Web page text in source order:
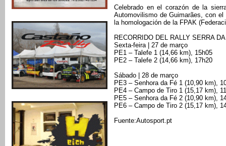
Celebrado en el corazón de la
Automovilismo de Guimarães, con
la homologación de la FPAK
RECORRIDO DEL RALLY SERRA
Sexta-feira | 27 de março
PE1 – Talefe 1 (14,66 km), 15h05
PE2 – Talefe 2 (14,66 km), 17h20
Sábado | 28 de março
PE3 – Senhora da Fé 1 (10,90 km),
PE4 – Campo de Tiro 1 (15,17 km),
PE5 – Senhora da Fé 2 (10,90 km),
PE6 – Campo de Tiro 2 (15,17 km),
Fuente:Autosport.pt